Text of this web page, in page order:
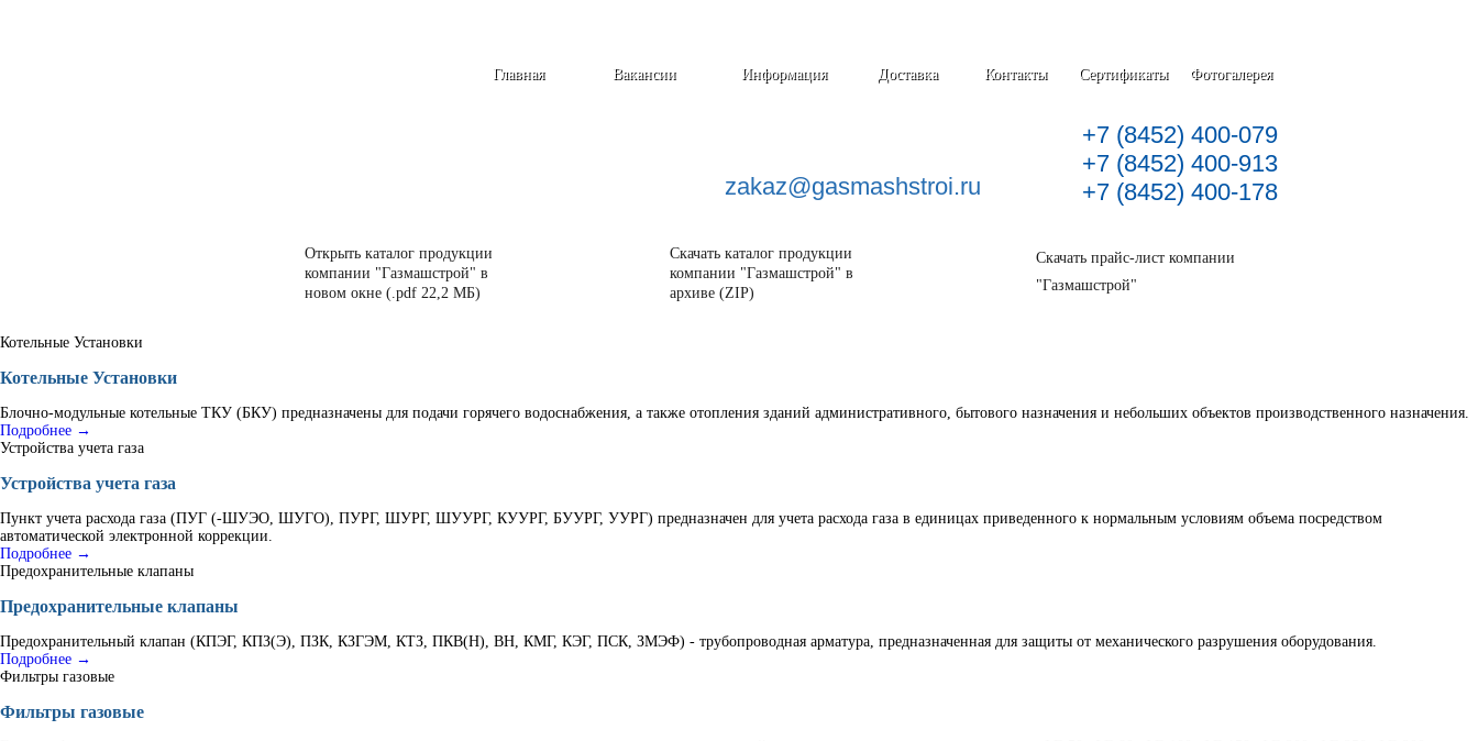
Фотогалерея
Сертификаты
Контакты
Доставка
Информация
Вакансии
Главная
zakaz@gasmashstroi.ru
+7 (8452) 400-079
+7 (8452) 400-913
+7 (8452) 400-178
Открыть каталог продукции
компании "Газмашстрой" в
новом окне (.pdf 22,2 МБ)
Скачать каталог продукции
компании "Газмашстрой" в
архиве (ZIP)
Скачать прайс-лист компании
"Газмашстрой"
Котельные Установки
Котельные Установки
Блочно-модульные котельные ТКУ (БКУ) предназначены для подачи горячего водоснабжения, а также отопления зданий административного, бытового назначения и небольших объектов производственного назначения.
Подробнее →
Устройства учета газа
Устройства учета газа
Пункт учета расхода газа (ПУГ (-ШУЭО, ШУГО), ПУРГ, ШУРГ, ШУУРГ, КУУРГ, БУУРГ, УУРГ) предназначен для учета расхода газа в единицах приведенного к нормальным условиям объема посредством
автоматической электронной коррекции.
Подробнее →
Предохранительные клапаны
Предохранительные клапаны
Предохранительный клапан (КПЭГ, КПЗ(Э), ПЗК, КЗГЭМ, КТЗ, ПКВ(Н), ВН, КМГ, КЭГ, ПСК, ЗМЭФ) - трубопроводная арматура, предназначенная для защиты от механического разрушения оборудования.
Подробнее →
Фильтры газовые
Фильтры газовые